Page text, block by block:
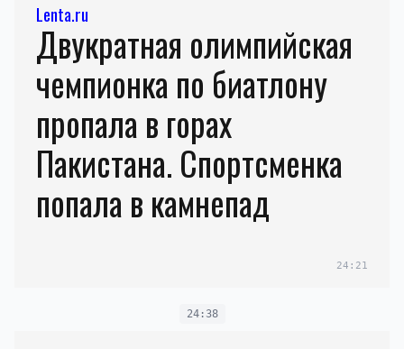
Lenta.ru
Двукратная олимпийская
чемпионка по биатлону
пропала в горах
Пакистана. Спортсменка
попала в камнепад
24:21
24:38